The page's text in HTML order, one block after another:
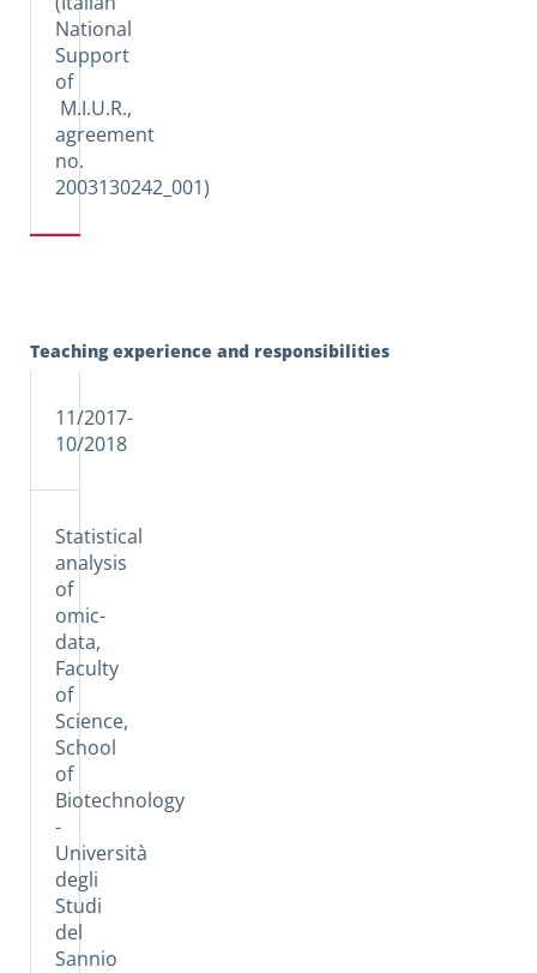
National
Support
of
M.I.U.R.,
agreement
no.
2003130242_001)
Teaching experience and responsibilities
11/2017-
10/2018
Statistical
analysis
of
omic-
data,
Faculty
of
Science,
School
of
Biotechnology
-
Università
degli
Studi
del
Sannio